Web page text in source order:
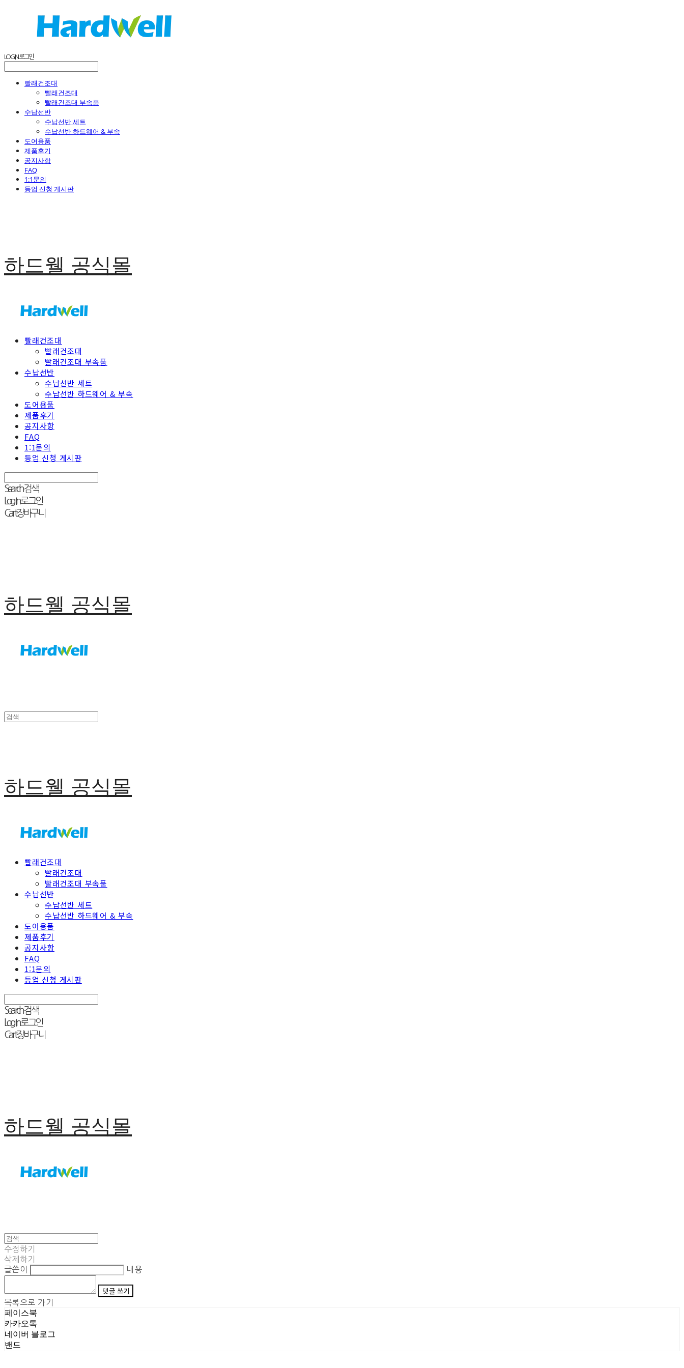
LOG IN로그인
빨래건조대
빨래건조대
빨래건조대 부속품
수납선반
수납선반 세트
수납선반 하드웨어 & 부속
도어용품
제품후기
공지사항
FAQ
1:1문의
등업 신청 게시판
하드웰 공식몰
빨래건조대
빨래건조대
빨래건조대 부속품
수납선반
수납선반 세트
수납선반 하드웨어 & 부속
도어용품
제품후기
공지사항
FAQ
1:1문의
등업 신청 게시판
Search검색
Log In로그인
Cart장바구니
하드웰 공식몰
하드웰 공식몰
빨래건조대
빨래건조대
빨래건조대 부속품
수납선반
수납선반 세트
수납선반 하드웨어 & 부속
도어용품
제품후기
공지사항
FAQ
1:1문의
등업 신청 게시판
Search검색
Log In로그인
Cart장바구니
하드웰 공식몰
수정하기
삭제하기
글쓴이
내용
댓글 쓰기
목록으로 가기
페이스북
카카오톡
네이버 블로그
밴드